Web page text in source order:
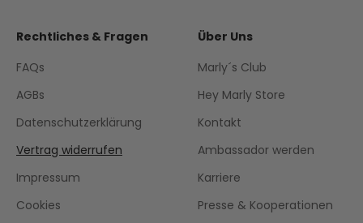
Rechtliches & Fragen
FAQs
AGBs
Datenschutzerklärung
Vertrag widerrufen
Impressum
Cookies
Über Uns
Marly´s Club
Hey Marly Store
Kontakt
Ambassador werden
Karriere
Presse & Kooperationen